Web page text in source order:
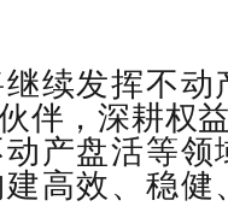
续发挥不
伴，深耕权
产盘活等
高效、稳